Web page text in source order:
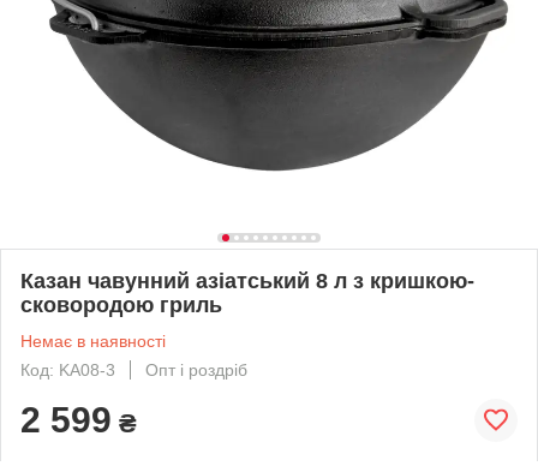
Казан чавунний азіатський 8 л з кришкою-
сковородою гриль
Немає в наявності
Код: KA08-3
Опт і роздріб
2 599 ₴